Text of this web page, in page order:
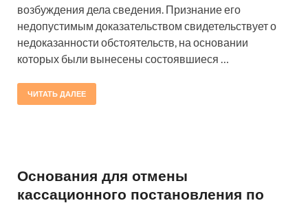
возбуждения дела сведения. Признание его
недопустимым доказательством свидетельствует о
недоказанности обстоятельств, на основании
которых были вынесены состоявшиеся …
ЧИТАТЬ ДАЛЕЕ
Основания для отмены
кассационного постановления по